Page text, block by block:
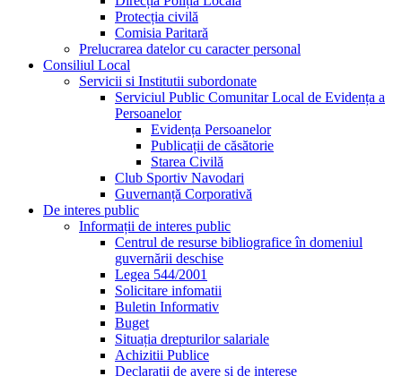
Protecția civilă
Comisia Paritară
Prelucrarea datelor cu caracter personal
Consiliul Local
Servicii si Institutii subordonate
Serviciul Public Comunitar Local de Evidența a
Persoanelor
Evidența Persoanelor
Publicații de căsătorie
Starea Civilă
Club Sportiv Navodari
Guvernanță Corporativă
De interes public
Informații de interes public
Centrul de resurse bibliografice în domeniul
guvernării deschise
Legea 544/2001
Solicitare infomatii
Buletin Informativ
Buget
Situația drepturilor salariale
Achizitii Publice
Declarații de avere si de interese